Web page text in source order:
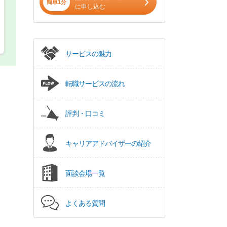
簡単1分
に申し込む
サービスの魅力
転職サービスの流れ
評判・口コミ
キャリアアドバイザーの紹介
面談会場一覧
よくある質問